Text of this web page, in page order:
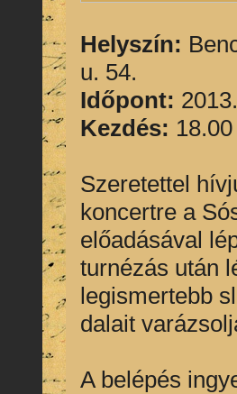
Helyszín:
u. 54.
Időpont:
Kezdés: 18.00
Szeretettel
koncertre a
előadásával
turnézás után
legismertebb
dalait
A belépés